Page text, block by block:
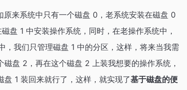
来系统中只有一个磁盘 0，老系统安装在磁盘 0
盘 1 中安装操作系统，同时，在老操作系统中，
我们只管理磁盘 1 中的分区，这样，将来当我需
盘 2，再在这个磁盘 2 上装我想要的操作系统，
1 装回来就行了，这样，就实现了基于磁盘的便